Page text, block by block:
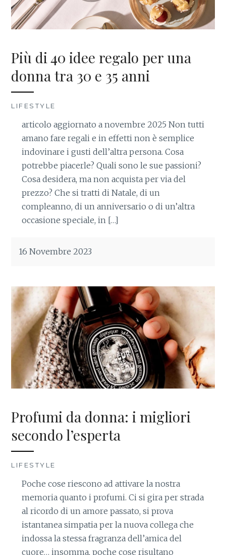
Più di 40 idee regalo per una
donna tra 30 e 35 anni
LIFESTYLE
articolo aggiornato a novembre 2025 Non tutti
amano fare regali e in effetti non è semplice
indovinare i gusti dell’altra persona. Cosa
potrebbe piacerle? Quali sono le sue passioni?
Cosa desidera, ma non acquista per via del
prezzo? Che si tratti di Natale, di un
compleanno, di un anniversario o di un’altra
occasione speciale, in […]
16 Novembre 2023
Profumi da donna: i migliori
secondo l’esperta
LIFESTYLE
Poche cose riescono ad attivare la nostra
memoria quanto i profumi. Ci si gira per strada
al ricordo di un amore passato, si prova
istantanea simpatia per la nuova collega che
indossa la stessa fragranza dell’amica del
cuore… insomma, poche cose risultano